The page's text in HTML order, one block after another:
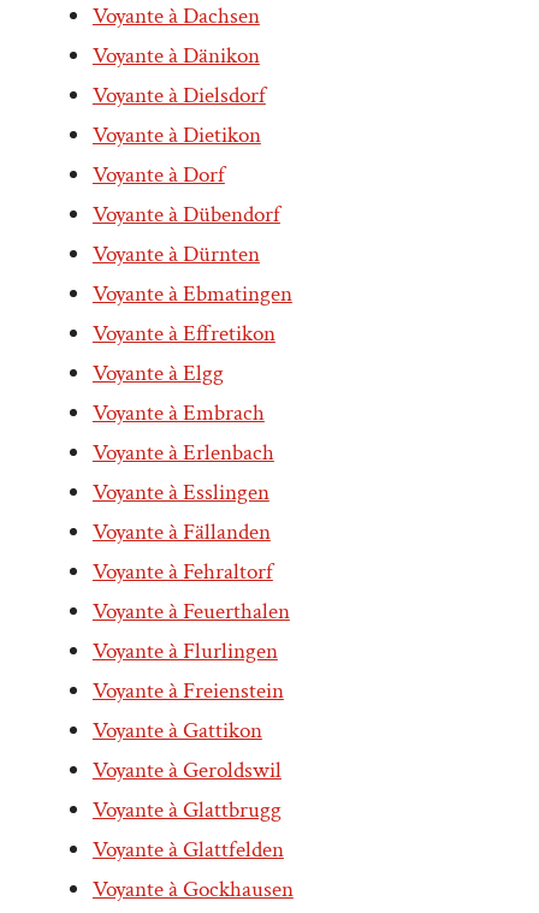
Voyante à Dachsen
Voyante à Dänikon
Voyante à Dielsdorf
Voyante à Dietikon
Voyante à Dorf
Voyante à Dübendorf
Voyante à Dürnten
Voyante à Ebmatingen
Voyante à Effretikon
Voyante à Elgg
Voyante à Embrach
Voyante à Erlenbach
Voyante à Esslingen
Voyante à Fällanden
Voyante à Fehraltorf
Voyante à Feuerthalen
Voyante à Flurlingen
Voyante à Freienstein
Voyante à Gattikon
Voyante à Geroldswil
Voyante à Glattbrugg
Voyante à Glattfelden
Voyante à Gockhausen